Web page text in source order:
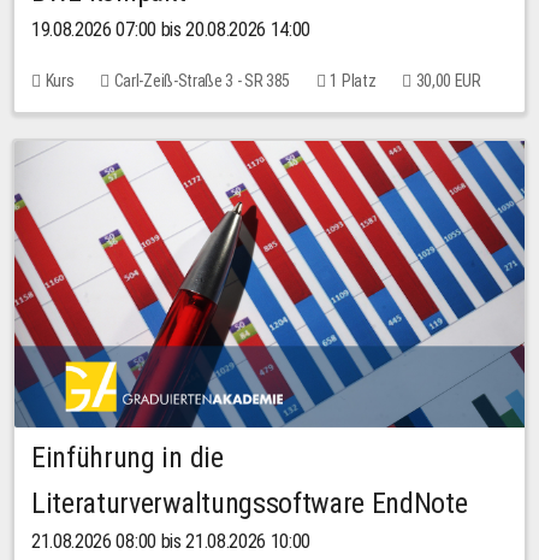
19.08.2026 07:00 bis 20.08.2026 14:00
Kurs Carl-Zeiß-Straße 3 - SR 385 1 Platz 30,00 EUR
Einführung in die
Literaturverwaltungssoftware EndNote
21.08.2026 08:00 bis 21.08.2026 10:00